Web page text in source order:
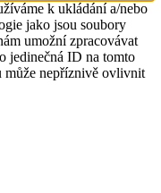
k ukládání a/nebo
jako jsou soubory
umožní zpracovávat
jedinečná ID na tomto
může nepříznivě ovlivnit